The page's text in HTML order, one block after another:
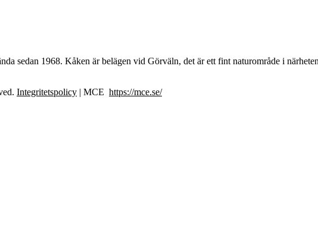
sedan 1968. Kåken är belägen vid Görväln, det är ett fint naturområde i
Integritetspolicy | MCE https://mce.se/